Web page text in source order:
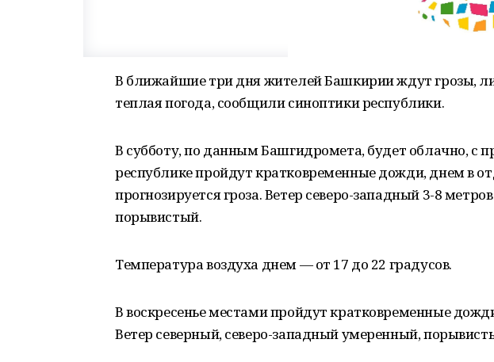
В ближайшие три дня жителей Башкирии ждут грозы,
теплая погода, сообщили синоптики республики.
В субботу, по данным Башгидромета, будет облачно, с
республике пройдут кратковременные дожди, днем в
прогнозируется гроза. Ветер северо-западный 3-8
порывистый.
Температура воздуха днем — от 17 до 22 градусов.
В воскресенье местами пройдут кратковременные
Ветер северный, северо-западный умеренный,